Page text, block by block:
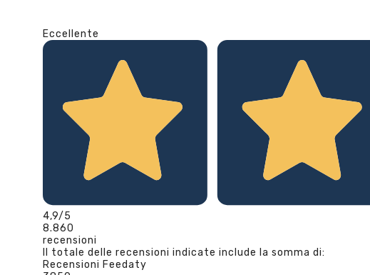
Eccellente
4,9/5
8.860
recensioni
Il totale delle recensioni indicate include la somma di:
Recensioni Feedaty